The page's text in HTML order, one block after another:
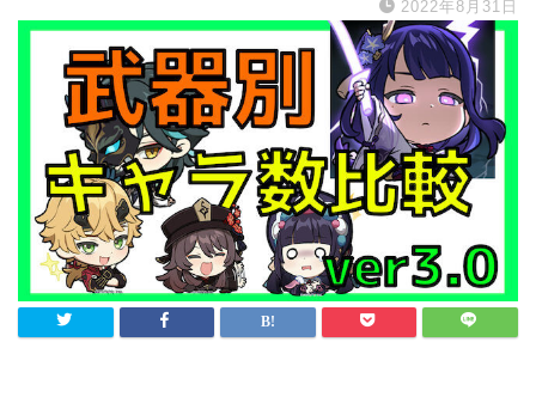
2022年8月31日